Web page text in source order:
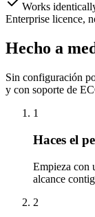
Works
Enterprise licence,
Hecho a
Sin configuración
y con soporte de
1
Haces el
Empieza con
alcance
2